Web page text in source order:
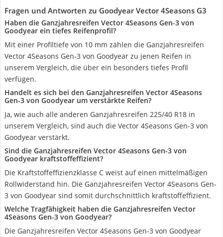
Fragen und Antworten zu Goodyear Vector 4Seasons G3
Haben die Ganzjahresreifen Vector 4Seasons Gen-3 von
Goodyear ein tiefes Reifenprofil?
Mit einer Profiltiefe von 10 mm zählen die Ganzjahresreifen
Vector 4Seasons Gen-3 von Goodyear zu jenen Reifen in
unserem Vergleich, die über ein besonders tiefes Profil
verfügen.
Handelt es sich bei den Ganzjahresreifen Vector 4Seasons
Gen-3 von Goodyear um verstärkte Reifen?
Ja, wie auch alle anderen Ganzjahresreifen 225/40 R18 in
unserem Vergleich, sind auch die Vector 4Seasons Gen-3 von
Goodyear verstärkt.
Sind die Ganzjahresreifen Vector 4Seasons Gen-3 von
Goodyear kraftstoffeffizient?
Die Kraftstoffeffizienzklasse C weist auf einen mittelmäßigen
Rollwiderstand hin. Die Ganzjahresreifen Vector 4Seasons Gen-
3 von Goodyear sind somit durchschnittlich kraftstoffeffizient.
Welche Tragfähigkeit haben die Ganzjahresreifen Vector
4Seasons Gen-3 von Goodyear?
Die Ganzjahresreifen Vector 4Seasons Gen-3 von Goodyear